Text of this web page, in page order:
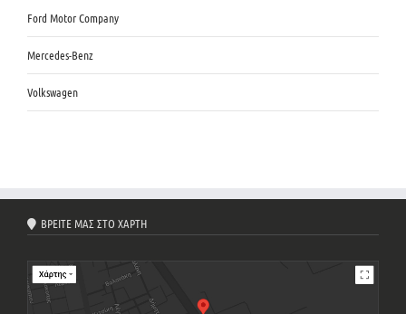
Ford Motor Company
Mercedes-Benz
Volkswagen
ΒΡΕΙΤΕ ΜΑΣ ΣΤΟ ΧΑΡΤΗ